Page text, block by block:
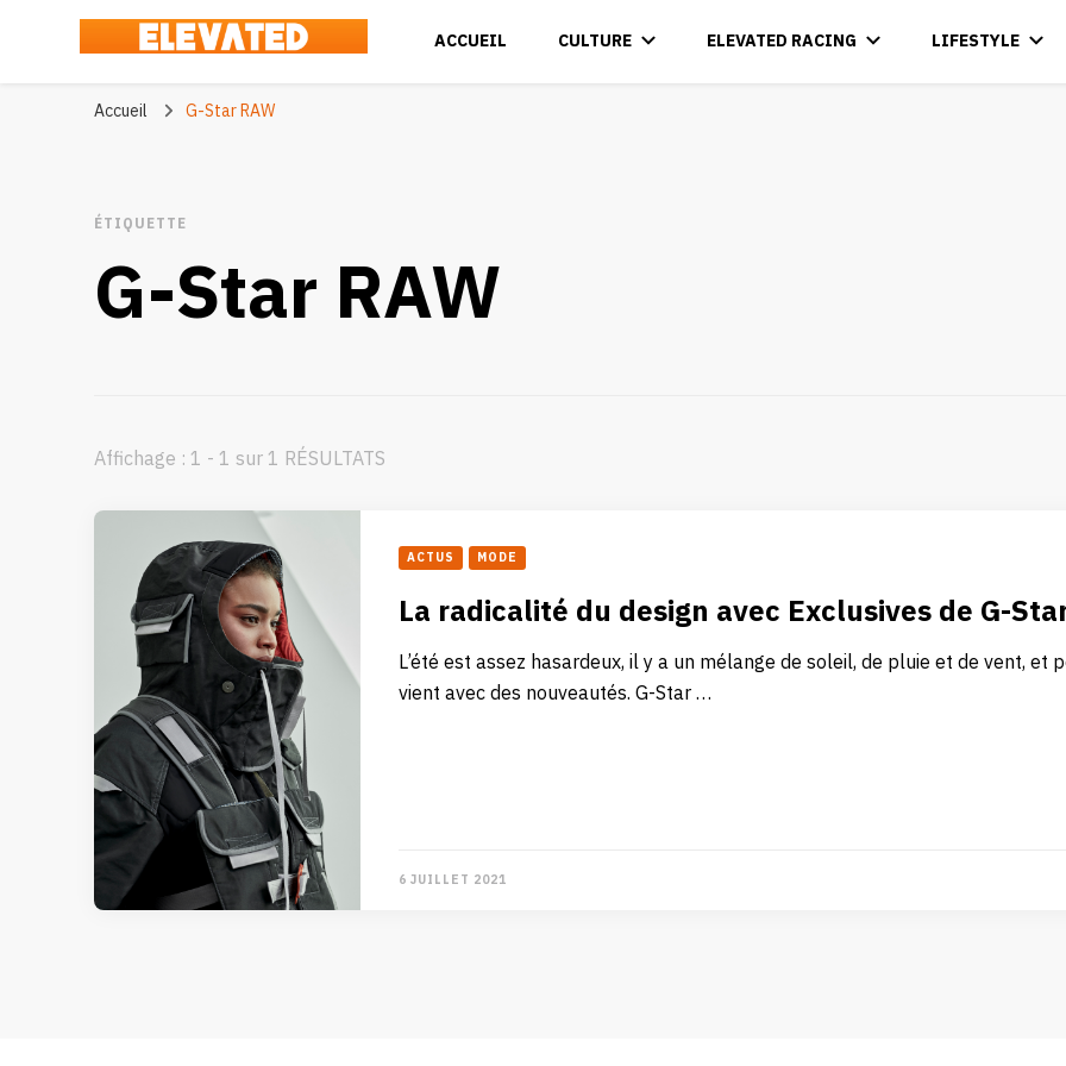
Elevated
ACCUEIL CULTURE ELEVATED RACING LIFESTYLE
Accueil G-Star RAW
ÉTIQUETTE
G-Star RAW
Affichage : 1 - 1 sur 1 RÉSULTATS
ACTUS MODE
La radicalité du design avec Exclusives de G-
L’été est assez hasardeux, il y a un mélange de soleil, de pluie et de vent,
vient avec des nouveautés. G-Star …
6 JUILLET 2021